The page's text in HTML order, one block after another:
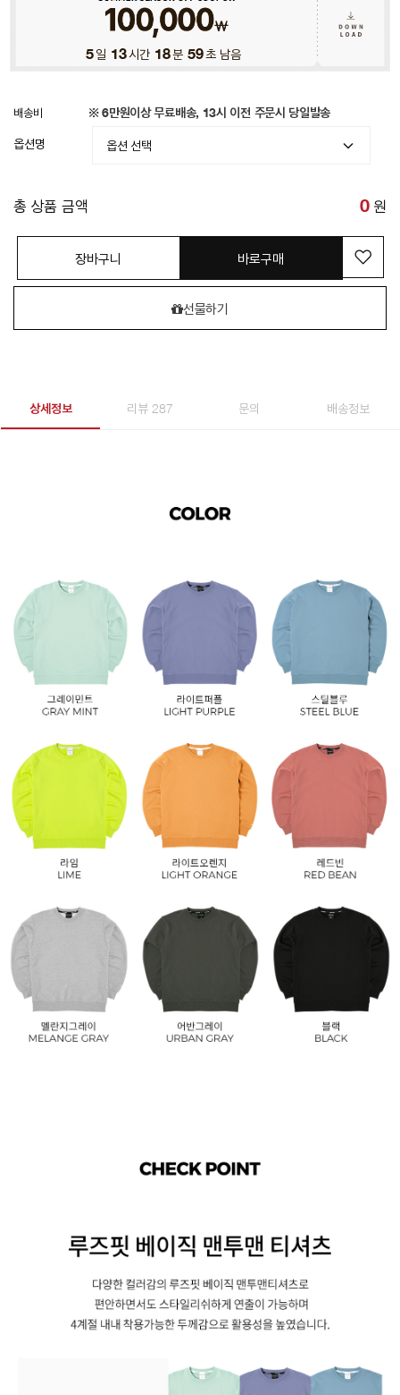
5일 13시간 18분 57초 남음
배송비 ※ 6만원이상 무료배송, 13시 이전 주문시 당일발송
옵션명
총 상품 금액 0 원
장바구니 바로구매
선물하기
상세정보 리뷰 287 문의 배송정보